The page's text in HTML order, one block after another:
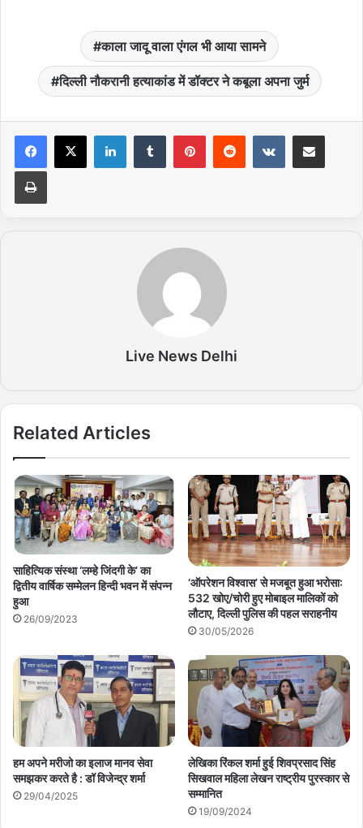
काला जादू वाला एंगल भी आया सामने
दिल्ली नौकरानी हत्याकांड में डॉक्टर ने कबूला अपना जुर्म
Live News Delhi
Related Articles
साहित्यिक संस्था ‘लम्हे जिंदगी के’ का
द्वितीय वार्षिक सम्मेलन हिन्दी भवन में संपन्न
हुआ
26/09/2023
‘ऑपरेशन विश्वास’ से मजबूत हुआ भरोसा:
532 खोए/चोरी हुए मोबाइल मालिकों को
लौटाए, दिल्ली पुलिस की पहल सराहनीय
30/05/2026
हम अपने मरीजो का इलाज मानव सेवा
समझकर करते है : डॉ विजेन्द्र शर्मा
29/04/2025
लेखिका रिंकल शर्मा हुई शिवप्रसाद सिंह
सिखवाल महिला लेखन राष्ट्रीय पुरस्कार से
सम्मानित
19/09/2024